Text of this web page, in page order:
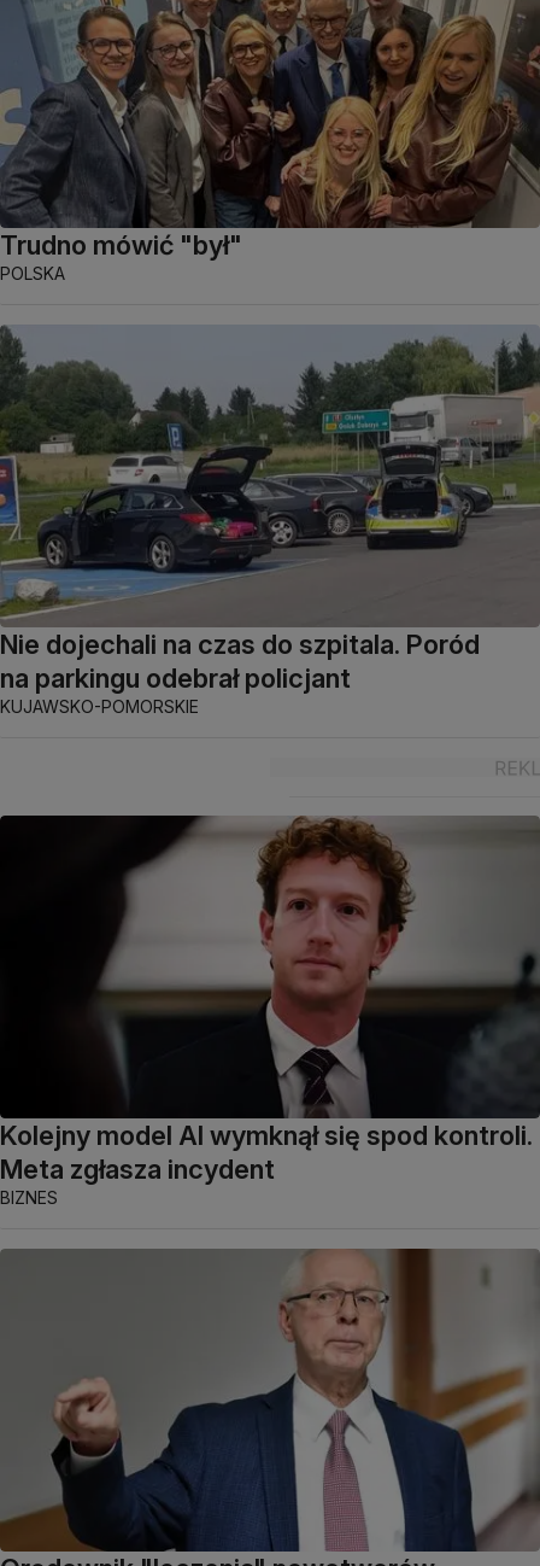
Trudno mówić "był"
POLSKA
Nie dojechali na czas do szpitala. Poród
na parkingu odebrał policjant
KUJAWSKO-POMORSKIE
Kolejny model AI wymknął się spod kontroli.
Meta zgłasza incydent
BIZNES